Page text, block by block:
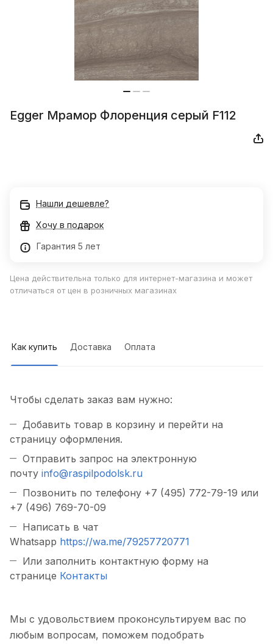
Egger Мрамор Флоренция серый F112
Нашли дешевле?
Хочу в подарок
Гарантия 5 лет
Цена действительна только для интернет-магазина и может
отличаться от цен в розничных магазинах
Как купить Доставка Оплата
Чтобы сделать заказ вам нужно:
Добавить товар в корзину и перейти на
страницу оформления.
Отправить запрос на электронную
почту info@raspilpodolsk.ru
Позвонить по телефону +7 (495) 772-79-19 или
+7 (496) 769-70-09
Написать в чат
Whatsapp https://wa.me/79257720771
Или заполнить контактную форму на
странице Контакты
Мы с удовольствием проконсультируем вас по
любым вопросам, поможем подобрать